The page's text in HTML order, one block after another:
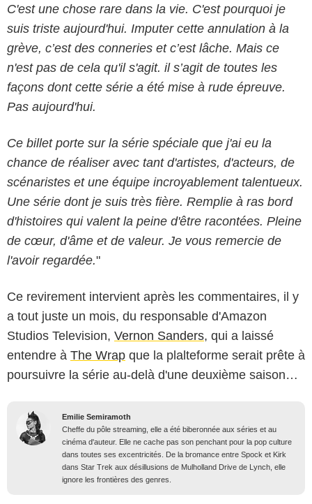
C'est une chose rare dans la vie. C'est pourquoi je
suis triste aujourd'hui. Imputer cette annulation à la
grève, c’est des conneries et c’est lâche. Mais ce
n'est pas de cela qu'il s'agit. il s’agit de toutes les
façons dont cette série a été mise à rude épreuve.
Pas aujourd'hui.
Ce billet porte sur la série spéciale que j'ai eu la
chance de réaliser avec tant d'artistes, d'acteurs, de
scénaristes et une équipe incroyablement talentueux.
Une série dont je suis très fière. Remplie à ras bord
d'histoires qui valent la peine d'être racontées. Pleine
de cœur, d'âme et de valeur. Je vous remercie de
l'avoir regardée."
Ce revirement intervient après les commentaires, il y
a tout juste un mois, du responsable d'Amazon
Studios Television, Vernon Sanders, qui a laissé
entendre à The Wrap que la plalteforme serait prête à
poursuivre la série au-delà d'une deuxième saison…
Emilie Semiramoth
Cheffe du pôle streaming, elle a été biberonnée aux séries et au
cinéma d'auteur. Elle ne cache pas son penchant pour la pop culture
dans toutes ses excentricités. De la bromance entre Spock et Kirk
dans Star Trek aux désillusions de Mulholland Drive de Lynch, elle
ignore les frontières des genres.